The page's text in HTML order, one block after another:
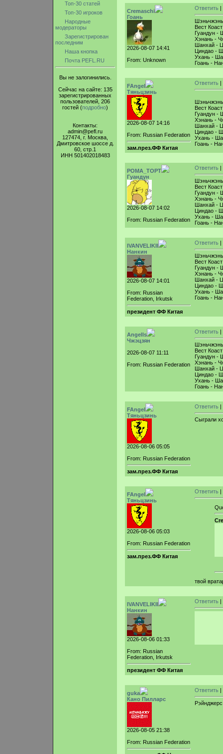
Топ-30 статей
Топ-30 игроков
Народные
модераторы
Зарегистрирован
последним
Наша кнопка
Почта PEFL.RU
Вы не залогинились.
Сейчас на сайте: 135
зарегистрированных
пользователей, 206
гостей (подробно)
Контакты:
admin@pefl.ru
127474, г. Москва,
Дмитровское шоссе д.
60, стр.1
ИНН 501402018483
Cremaschi
Гоань
2026-08-07 14:41
From: Unknown
Ответить |
Вест
Гуандун -
Хэнань -
Шанхай -
Циндао -
Ухань -
Гоань -
FAngel
Тяньцзинь
2026-08-07 14:16
From: Russian Federation
зам.през.ФФ Китая
Ответить |
Вест
Гуандун -
Хэнань -
Шанхай -
Циндао -
Ухань -
Гоань -
POMA_TOPT
Гуандун
2026-08-07 14:02
From: Russian Federation
Ответить |
Вест
Гуандун -
Хэнань -
Шанхай -
Циндао -
Ухань -
Гоань -
IVANVELIKII
Нанкин
2026-08-07 14:01
From: Russian
Federation, Irkutsk
президент ФФ Китая
Ответить |
Вест
Гуандун -
Хэнань -
Шанхай -
Циндао -
Ухань -
Гоань -
Angells
Чжэцзян
2026-08-07 11:11
From: Russian Federation
Ответить |
Вест
Гуандун -
Хэнань -
Шанхай -
Циндао -
Ухань -
Гоань -
FAngel
Тяньцзинь
2026-08-06 05:05
From: Russian Federation
зам.през.ФФ Китая
Ответить |
Сыграли
FAngel
Тяньцзинь
2026-08-06 05:03
From: Russian Federation
зам.през.ФФ Китая
Ответить |
твой
IVANVELIKII
Нанкин
2026-08-06 01:33
From: Russian
Federation, Irkutsk
президент ФФ Китая
Ответить |
guka
Кано Пилларс
2026-08-05 21:38
From: Russian Federation
Ответить |